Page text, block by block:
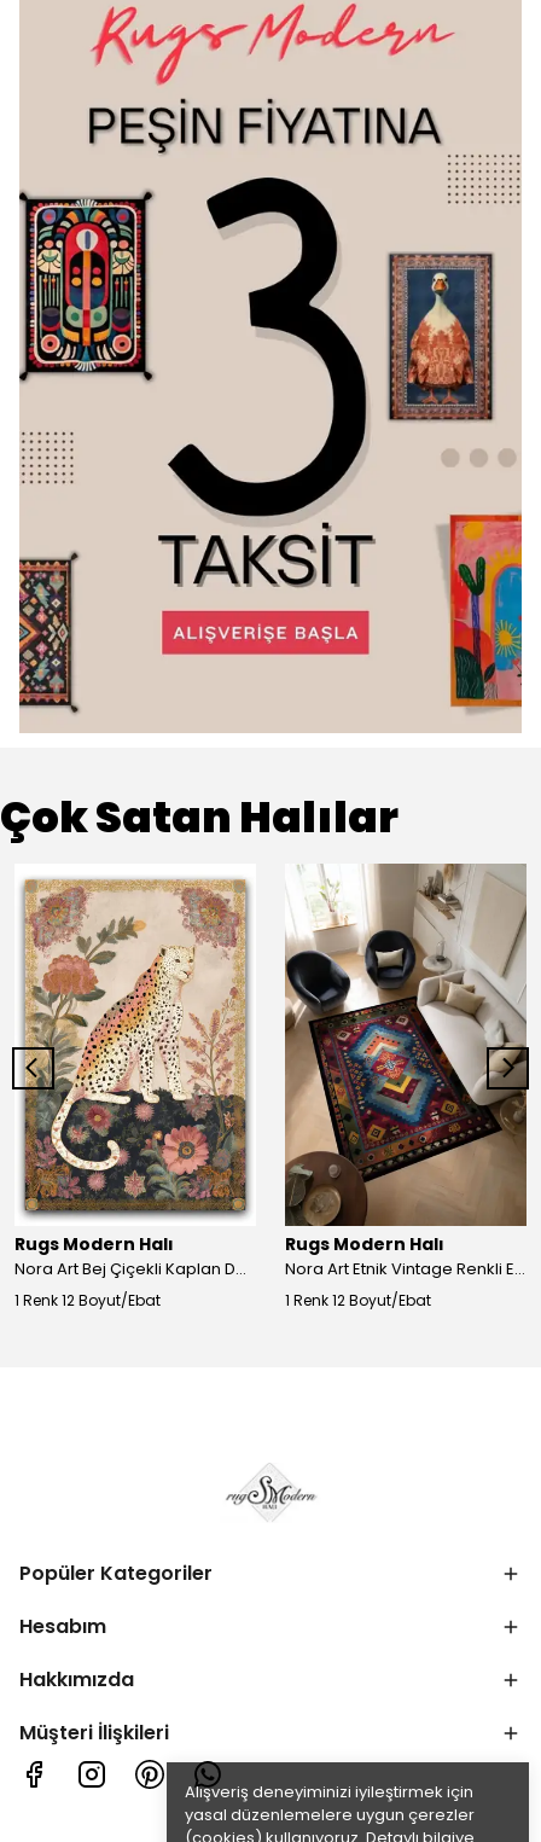
Alışveriş deneyiminizi iyileştirmek için
yasal düzenlemelere uygun çerezler
Çok Satan Halılar
Rugs Modern Halı
Nora Art Bej Çiçekli Kaplan Desenli Dokuma Taban Dekoratif Salon Halısı 61
1 Renk 12 Boyut/Ebat
Rugs Modern Halı
Nora Art Etnik Vintage Renkli Eskitme Dokuma Taban Dekoratif Salon Halısı 63
1 Renk 12 Boyut/Ebat
Popüler Kategoriler
Hesabım
Hakkımızda
Müşteri İlişkileri